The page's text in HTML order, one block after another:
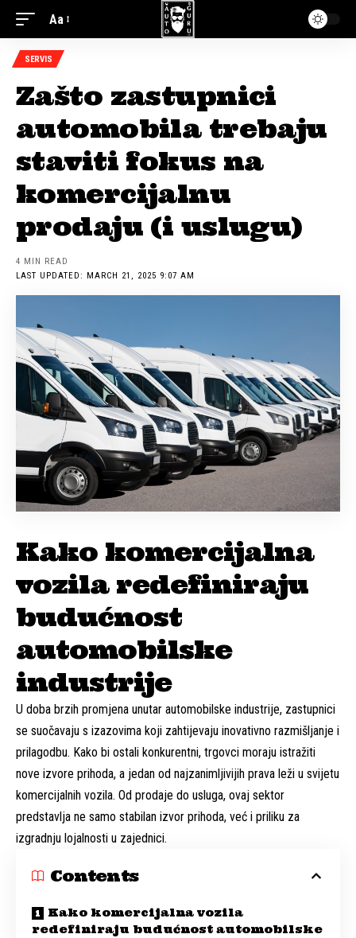
Aa
SERVIS
Zašto zastupnici
automobila trebaju
staviti fokus na
komercijalnu
prodaju (i uslugu)
LAST UPDATED: MARCH 21, 2025 9:07 AM
4 MIN READ
Kako komercijalna
vozila redefiniraju
budućnost
automobilske
industrije
U doba brzih promjena unutar automobilske industrije, zastupnici
se suočavaju s izazovima koji zahtijevaju inovativno razmišljanje i
prilagodbu. Kako bi ostali konkurentni, trgovci moraju istražiti
nove izvore prihoda, a jedan od najzanimljivijih prava leži u svijetu
komercijalnih vozila. Od prodaje do usluga, ovaj sektor
predstavlja ne samo stabilan izvor prihoda, već i priliku za
izgradnju lojalnosti u zajednici.
Contents
Kako komercijalna vozila
redefiniraju budućnost automobilske